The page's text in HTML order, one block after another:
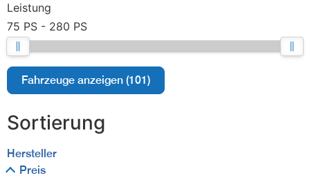
Leistung
75 PS
280 PS
Fahrzeuge anzeigen (101)
Sortierung
Hersteller
Preis